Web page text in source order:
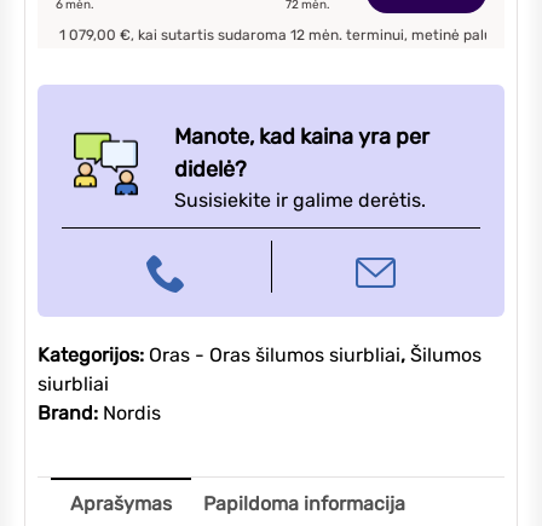
5,1/5,8kW,
balta
6mėn. 72mėn.
€, kai sutartis sudaroma12mėn. terminui, metinė palūkanų norma –
Manote, kad kaina yra per
didelė?
Susisiekite ir galime derėtis.
Kategorijos: Oras - Oras šilumos siurbliai, Šilumos
siurbliai
Brand: Nordis
Aprašymas Papildoma informacija